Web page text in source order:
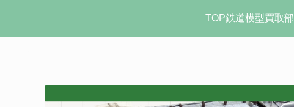
TOP鉄道模型買取部